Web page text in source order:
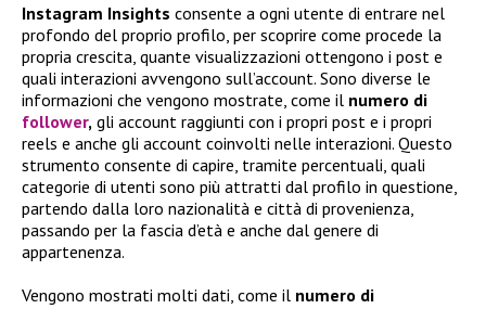
Instagram Insights consente a ogni utente di entrare nel
profondo del proprio profilo, per scoprire come procede la
propria crescita, quante visualizzazioni ottengono i post e
quali interazioni avvengono sull’account. Sono diverse le
informazioni che vengono mostrate, come il numero di
follower, gli account raggiunti con i propri post e i propri
reels e anche gli account coinvolti nelle interazioni. Questo
strumento consente di capire, tramite percentuali, quali
categorie di utenti sono più attratti dal profilo in questione,
partendo dalla loro nazionalità e città di provenienza,
passando per la fascia d’età e anche dal genere di
appartenenza.
Vengono mostrati molti dati, come il numero di